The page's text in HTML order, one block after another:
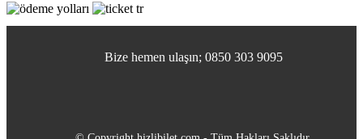
Bize hemen ulaşın; 0850 303 9095